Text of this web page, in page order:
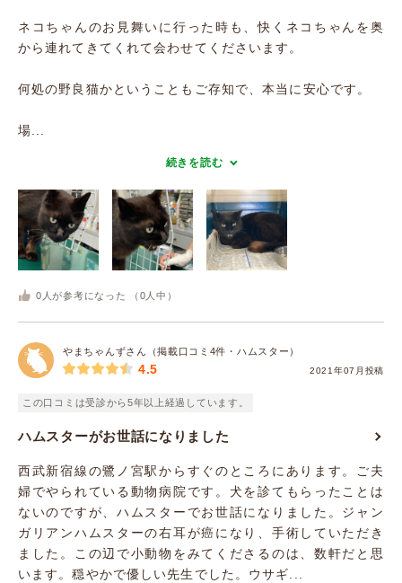
ネコちゃんのお見舞いに行った時も、快くネコちゃんを奥
から連れてきてくれて会わせてくださいます。
何処の野良猫かということもご存知で、本当に安心です。
場...
続きを読む
0 人が参考になった （ 0 人中）
やまちゃんずさん（掲載口コミ4件・ハムスター）
2021年07月投稿
4.5
この口コミは受診から5年以上経過しています。
ハムスターがお世話になりました
西武新宿線の鷺ノ宮駅からすぐのところにあります。ご夫
婦でやられている動物病院です。犬を診てもらったことは
ないのですが、ハムスターでお世話になりました。ジャン
ガリアンハムスターの右耳が癌になり、手術していただき
ました。この辺で小動物をみてくださるのは、数軒だと思
います。穏やかで優しい先生でした。ウサギ...